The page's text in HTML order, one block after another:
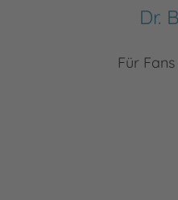
Dr.
Für